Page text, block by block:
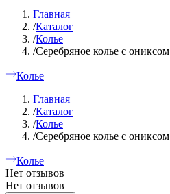
Главная
/Каталог
/Колье
/Серебряное колье с ониксом
Колье
Главная
/Каталог
/Колье
/Серебряное колье с ониксом
Колье
Нет отзывов
Нет отзывов